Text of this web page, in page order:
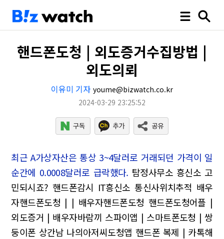
핸드폰도청 | 외도증거수집방법 |
외도의뢰
이유미 기자 youme@bizwatch.co.kr
2024-03-29 23:25:52
최근 A가상자산은 통상 3~4달러로 거래되던 가격이 일
순간에 0.0008달러로 급락했다. 탐정사무소 흥신소 고
민되시죠? 핸드폰감시 IT흥신소 통신사위치추적 배우
자핸드폰도청 | | 배우자핸드폰도청 핸드폰도청어플 |
외도증거 | 배우자바람끼 스파이앱 | 스마트폰도청 | 쌍
둥이폰 상간남 나의아저씨도청앱 핸드폰 복제 | 카톡해